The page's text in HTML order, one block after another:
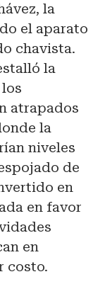
la
el aparato
chavista.
la
atrapados
la
niveles
de
en
en favor
en
costo.